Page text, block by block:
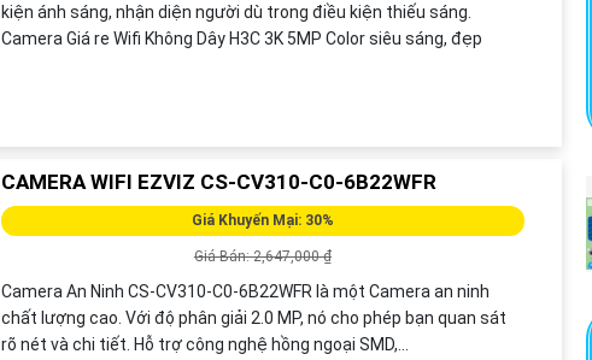
kiện ánh sáng, nhận diện người dù trong điều kiện thiếu sáng.
Camera Giá re Wifi Không Dây H3C 3K 5MP Color siêu sáng, đẹp
CAMERA WIFI EZVIZ CS-CV310-C0-6B22WFR
Giá Khuyến Mại: 30%
Giá Bán: 2,647,000 ₫
Camera An Ninh CS-CV310-C0-6B22WFR là một Camera an ninh
chất lượng cao. Với độ phân giải 2.0 MP, nó cho phép bạn quan sát
rõ nét và chi tiết. Hỗ trợ công nghệ hồng ngoại SMD,...